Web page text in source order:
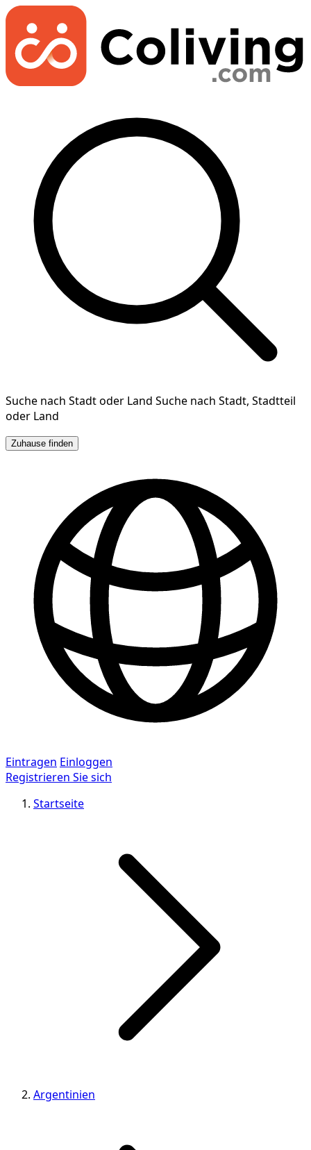
Suche nach Stadt oder Land Suche nach Stadt, Stadtteil
oder Land
Zuhause finden
Eintragen Einloggen
Registrieren Sie sich
Startseite
Argentinien